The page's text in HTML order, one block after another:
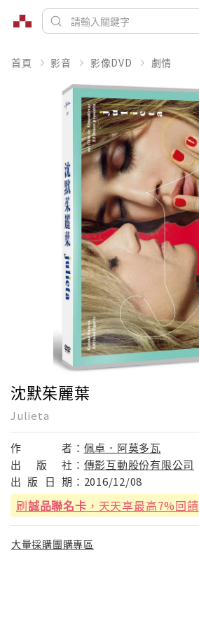
首頁 影音 影像DVD 劇情
沈默茱麗葉
Julieta
作 者： 佩卓．阿莫多瓦
出
版 社： 傳影互動股份有限公司
出 版 日 期： 2016/12/08
刷誠品聯名卡 ，天天享最高7%回饋
大量採購團購專區